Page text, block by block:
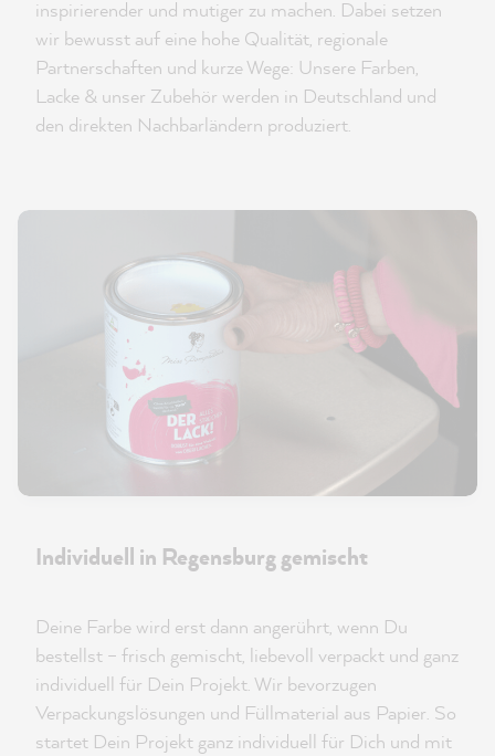
inspirierender und mutiger zu machen. Dabei setzen
wir bewusst auf eine hohe Qualität, regionale
Partnerschaften und kurze Wege: Unsere Farben,
Lacke & unser Zubehör werden in Deutschland und
den direkten Nachbarländern produziert.
Individuell in Regensburg gemischt
Deine Farbe wird erst dann angerührt, wenn Du
bestellst – frisch gemischt, liebevoll verpackt und ganz
individuell für Dein Projekt. Wir bevorzugen
Verpackungslösungen und Füllmaterial aus Papier. So
startet Dein Projekt ganz individuell für Dich und mit